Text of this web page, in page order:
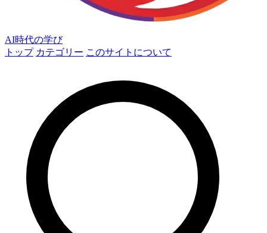
AI時代の学び
トップ カテゴリー このサイトについて